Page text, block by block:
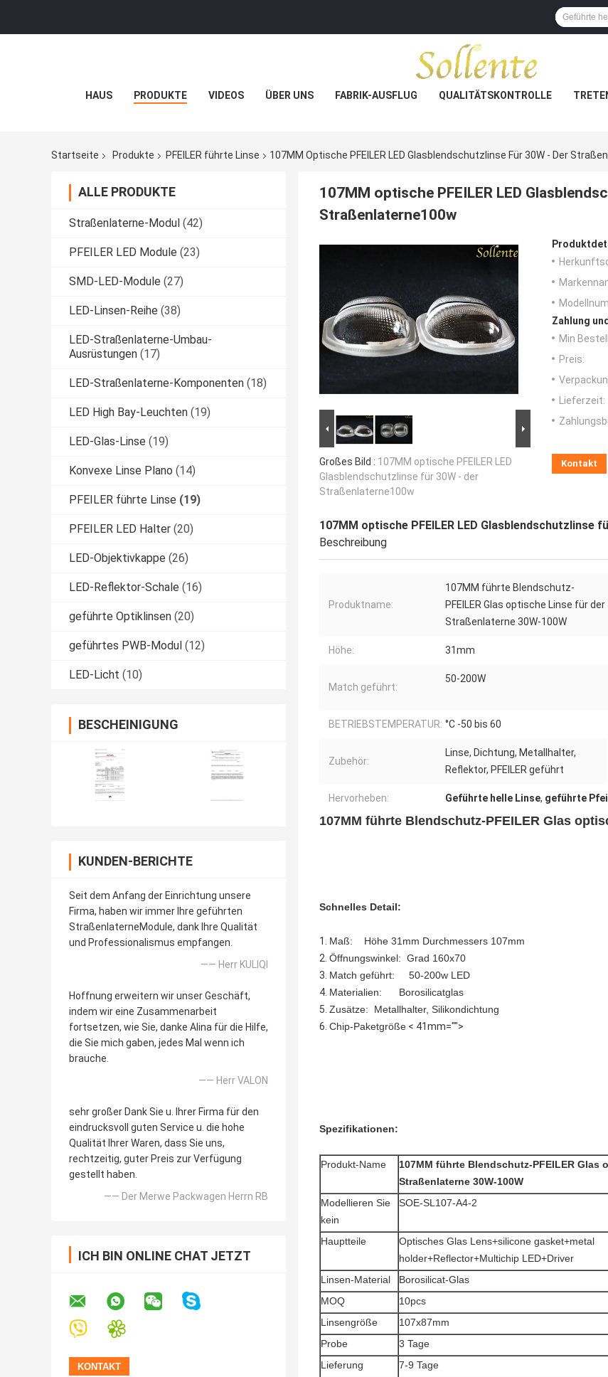
HAUS PRODUKTE VIDEOS ÜBER UNS FABRIK-AUSFLUG QUALITÄTSKONTROLLE
Startseite Produkte PFEILER führte Linse 107MM Optische PFEILER LED Glasblendschutzlinse Für 30W - Der
ALLE PRODUKTE
Straßenlaterne-Modul (42)
PFEILER LED Module (23)
SMD-LED-Module (27)
LED-Linsen-Reihe (38)
LED-Straßenlaterne-Umbau-
Ausrüstungen (17)
LED-Straßenlaterne-Komponenten (18)
LED High Bay-Leuchten (19)
LED-Glas-Linse (19)
Konvexe Linse Plano (14)
PFEILER führte Linse (19)
PFEILER LED Halter (20)
LED-Objektivkappe (26)
LED-Reflektor-Schale (16)
geführte Optiklinsen (20)
geführtes PWB-Modul (12)
LED-Licht (10)
BESCHEINIGUNG
KUNDEN-BERICHTE
Seit dem Anfang der Einrichtung unsere
Firma, haben wir immer Ihre geführten
StraßenlaterneModule, dank Ihre Qualität
und Professionalismus empfangen.
—— Herr KULIQI
Hoffnung erweitern wir unser Geschäft,
indem wir eine Zusammenarbeit
fortsetzen, wie Sie, danke Alina für die Hilfe,
die Sie mich gaben, jedes Mal wenn ich
brauche.
—— Herr VALON
sehr großer Dank Sie u. Ihrer Firma für den
eindrucksvoll guten Service u. die hohe
Qualität Ihrer Waren, dass Sie uns,
rechtzeitig, guter Preis zur Verfügung
gestellt haben.
—— Der Merwe Packwagen Herrn RB
ICH BIN ONLINE CHAT JETZT
107MM optische PFEILER LED
Straßenlaterne100w
Großes Bild : 107MM optische PFEILER LED
Glasblendschutzlinse für 30W - der
Straßenlaterne100w
Zahlung
Min
Preis:
Lieferzeit:
Kontakt
107MM optische PFEILER LED Glasblendschutzlinse
Beschreibung
Produktname:
107MM führte Blendschutz-
PFEILER Glas optische Linse für der
Straßenlaterne 30W-100W
Höhe: 31mm
Match geführt:
50-200W
BETRIEBSTEMPERATUR: °C -50 bis 60
Zubehör:
Linse, Dichtung, Metallhalter,
Reflektor, PFEILER geführt
Hervorheben: Geführte helle Linse, geführte
107MM führte Blendschutz-PFEILER Glas
Schnelles Detail:
1. Maß: Höhe 31mm Durchmessers 107mm
2. Öffnungswinkel: Grad 160x70
3. Match geführt: 50-200w LED
4. Materialien: Borosilicatglas
5. Zusätze: Metallhalter, Silikondichtung
6. Chip-Paketgröße < 41mm="">
Spezifikationen:
Produkt-Name
107MM führte Blendschutz-PFEILER Glas
Straßenlaterne 30W-100W
Modellieren Sie
kein
SOE-SL107-A4-2
Hauptteile
Optisches Glas Lens+silicone gasket+metal
holder+Reflector+Multichip LED+Driver
Linsen-Material
Borosilicat-Glas
MOQ
10pcs
Linsengröße
107x87mm
Probe
3 Tage
Lieferung
7-9 Tage